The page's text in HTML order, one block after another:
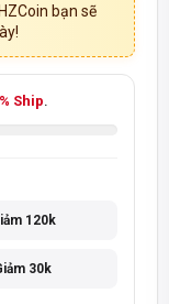
bạn sẽ
Ship.
120k
30k